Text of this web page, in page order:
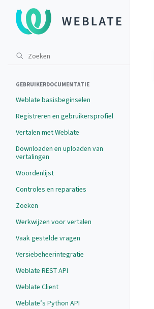
GEBRUIKERDOCUMENTATIE
Weblate basisbeginselen
Registreren en gebruikersprofiel
Vertalen met Weblate
Downloaden en uploaden van
vertalingen
Woordenlijst
Controles en reparaties
Zoeken
Werkwijzen voor vertalen
Vaak gestelde vragen
Versiebeheerintegratie
Weblate REST API
Weblate Client
Weblate’s Python API